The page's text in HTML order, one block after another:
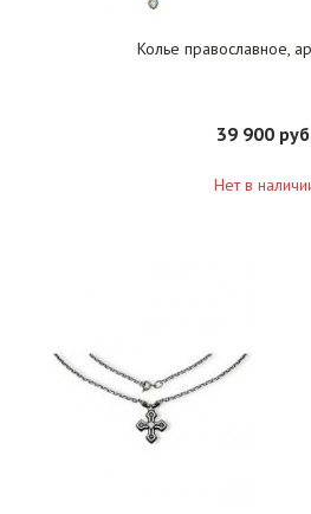
Колье православное,
39 900
Нет в